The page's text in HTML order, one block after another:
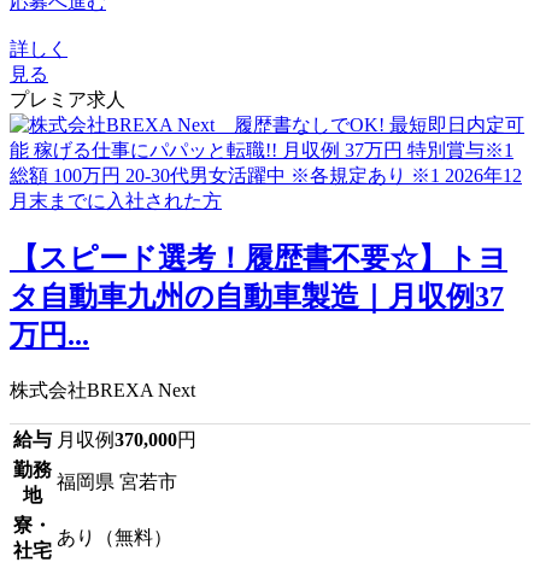
詳しく
見る
プレミア求人
【スピード選考！履歴書不要☆】トヨ
タ自動車九州の自動車製造｜月収例37
万円...
株式会社BREXA Next
給与 月収例370,000円
勤務
地
福岡県 宮若市
寮・
社宅
あり（無料）